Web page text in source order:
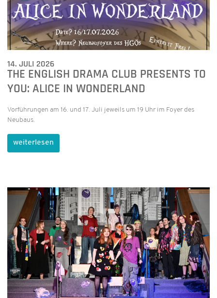
14. JULI 2026
THE ENGLISH DRAMA CLUB PRESENTS TO
YOU: ALICE IN WONDERLAND
Vorführungen am 16. und 17. Juli jeweils um 19 Uhr im Foyer des
Neubaus.
weiterlesen